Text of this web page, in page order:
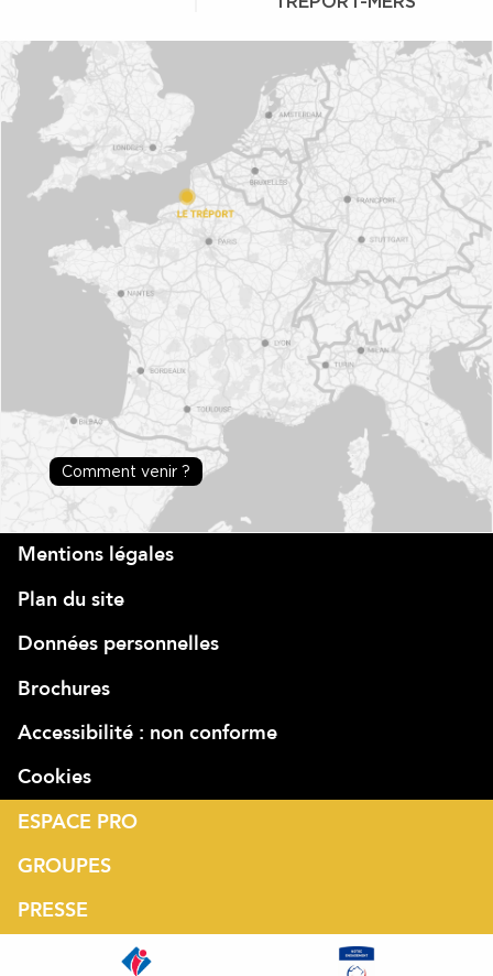
Comment venir ?
Mentions légales
Plan du site
Données personnelles
Brochures
Accessibilité : non conforme
Cookies
ESPACE PRO
GROUPES
PRESSE